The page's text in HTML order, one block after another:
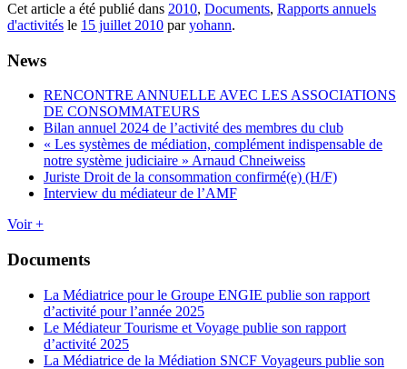
Cet article a été publié dans 2010, Documents, Rapports annuels
d'activités le 15 juillet 2010 paryohann.
News
RENCONTRE ANNUELLE AVEC LES ASSOCIATIONS
DE CONSOMMATEURS
Bilan annuel 2024 de l’activité des membres du club
« Les systèmes de médiation, complément indispensable de
notre système judiciaire » Arnaud Chneiweiss
Juriste Droit de la consommation confirmé(e) (H/F)
Interview du médiateur de l’AMF
Voir +
Documents
La Médiatrice pour le Groupe ENGIE publie son rapport
d’activité pour l’année 2025
Le Médiateur Tourisme et Voyage publie son rapport
d’activité 2025
La Médiatrice de la Médiation SNCF Voyageurs publie son